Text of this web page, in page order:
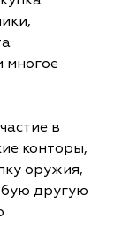
многое
в
конторы,
оружия,
другую